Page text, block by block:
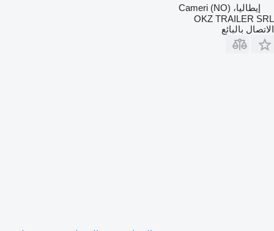
إيطاليا، Cameri (NO)
OKZ TRAILER SRL
الاتصال بالبائع